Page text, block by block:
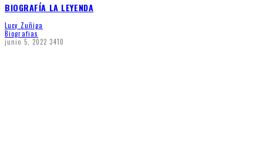
BIOGRAFÍA LA LEYENDA
Lucy Zuñiga
Biografias
junio 5, 2022 3410